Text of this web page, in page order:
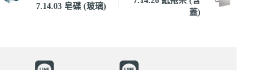
7.14.03 皂碟 (玻璃)
蓋)